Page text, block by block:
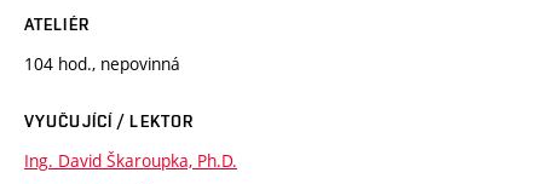
ATELIÉR
104 hod., nepovinná
VYUČUJÍCÍ / LEKTOR
Ing. David Škaroupka, Ph.D.